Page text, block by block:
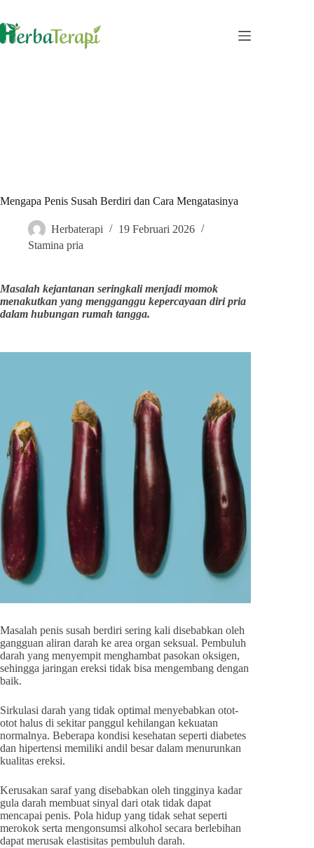
content
Mengapa Penis Susah Berdiri dan Cara Mengatasinya
Herbaterapi
19 Februari 2026
Stamina pria
Masalah kejantanan seringkali menjadi momok
menakutkan yang mengganggu kepercayaan diri pria
dalam hubungan rumah tangga.
Masalah penis susah berdiri sering kali disebabkan oleh
gangguan aliran darah ke area organ seksual. Pembuluh
darah yang menyempit menghambat pasokan oksigen,
sehingga jaringan ereksi tidak bisa mengembang dengan
baik.
Sirkulasi darah yang tidak optimal menyebabkan otot-
otot halus di sekitar panggul kehilangan kekuatan
normalnya. Beberapa kondisi kesehatan seperti diabetes
dan hipertensi memiliki andil besar dalam menurunkan
kualitas ereksi.
Kerusakan saraf yang disebabkan oleh tingginya kadar
gula darah membuat sinyal dari otak tidak dapat
mencapai penis. Pola hidup yang tidak sehat seperti
merokok serta mengonsumsi alkohol secara berlebihan
dapat merusak elastisitas pembuluh darah.